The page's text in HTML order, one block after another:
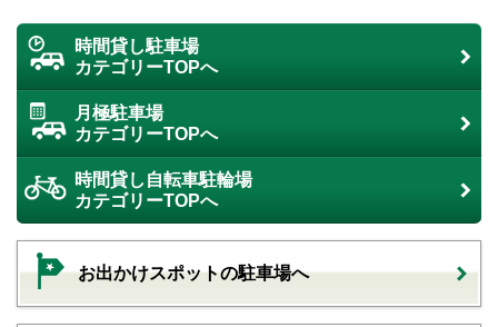
時間貸し駐車場
カテゴリーTOPへ
月極駐車場
カテゴリーTOPへ
時間貸し自転車駐輪場
カテゴリーTOPへ
お出かけスポットの駐車場へ